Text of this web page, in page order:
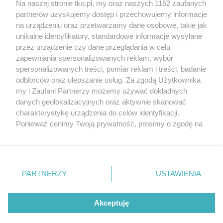
Pokaż więcej
Reklama Tematy Archiwum artykułów
Strona korzysta z plików cookies w celu realizacji usług. Pozostając na niej,
wyrażasz zgodę na ich wykorzystanie. Więcej informacji w polityce
prywatności.
Na naszej stronie tko.pl, my oraz naszych 1162 zaufanych
partnerów uzyskujemy dostęp i przechowujemy informacje
na urządzeniu oraz przetwarzamy dane osobowe, takie jak
unikalne identyfikatory, standardowe informacje wysyłane
przez urządzenie czy dane przeglądania w celu
zapewniania spersonalizowanych reklam, wybór
spersonalizowanych treści, pomiar reklam i treści, badanie
odbiorców oraz ulepszanie usług. Za zgodą Użytkownika
my i Zaufani Partnerzy możemy używać dokładnych
danych geolokalizacyjnych oraz aktywnie skanować
charakterystykę urządzenia do celów identyfikacji.
Ponieważ cenimy Twoją prywatność, prosimy o zgodę na
znajdujący się w lewym dolnym rogu strony
. Niektóre
rodzaje przetwarzania danych nie wymagają zgody
użytkownika, ale masz prawo sprzeciwić się takiemu
przetwarzaniu. Preferencje będą miały zastosowania tylko
na tej witrynie.
PARTNERZY USTAWIENIA
Akceptuję